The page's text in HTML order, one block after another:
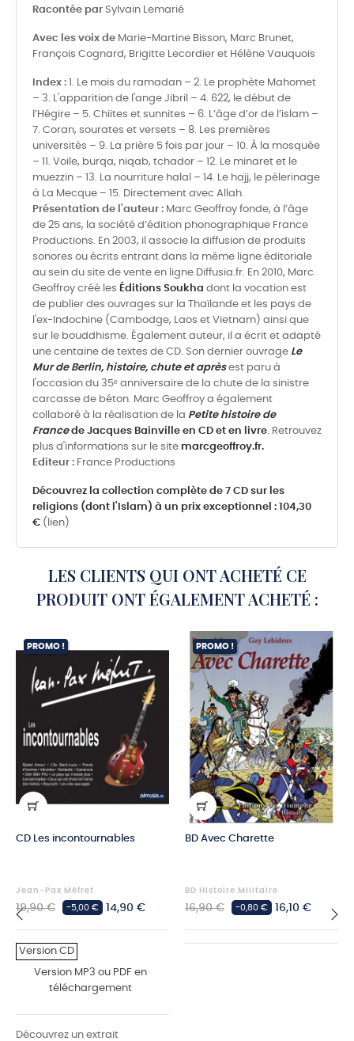
Racontée par Sylvain Lemarié
Avec les voix de Marie-Martine Bisson, Marc Brunet,
François Cognard, Brigitte Lecordier et Hélène Vauquois
Index : 1. Le mois du ramadan – 2. Le prophète Mahomet
– 3. L'apparition de l'ange Jibril – 4. 622, le début de
l’Hégire – 5. Chiites et sunnites – 6. L’âge d’or de l’islam –
7. Coran, sourates et versets – 8. Les premières
universités – 9. La prière 5 fois par jour – 10. À la mosquée
– 11. Voile, burqa, niqab, tchador – 12. Le minaret et le
muezzin – 13. La nourriture halal – 14. Le hajj, le pèlerinage
à La Mecque – 15. Directement avec Allah.
Présentation de l'auteur : Marc Geoffroy fonde, à l’âge
de 25 ans, la société d’édition phonographique France
Productions. En 2003, il associe la diffusion de produits
sonores ou écrits entrant dans la même ligne éditoriale
au sein du site de vente en ligne Diffusia.fr. En 2010, Marc
Geoffroy créé les Éditions Soukha dont la vocation est
de publier des ouvrages sur la Thaïlande et les pays de
l'ex-Indochine (Cambodge, Laos et Vietnam) ainsi que
sur le bouddhisme. Également auteur, il a écrit et adapté
une centaine de textes de CD. Son dernier ouvrage Le
Mur de Berlin, histoire, chute et aprèsest paru à
l'occasion du 35ᵉ anniversaire de la chute de la sinistre
carcasse de béton. Marc Geoffroy a également
collaboré à la réalisation de la Petite histoire de
Francede Jacques Bainville en CD et en livre. Retrouvez
plus d'informations sur le site marcgeoffroy.fr.
Editeur : France Productions
Découvrez la collection complète de 7 CD sur les
religions (dont l'Islam) à un prix exceptionnel : 104,30
€ (lien)
LES CLIENTS QUI ONT ACHETÉ CE
PRODUIT ONT ÉGALEMENT ACHETÉ :
PROMO !
CD Les incontournables
Jean-Pax Méfret
Prix
habituel
19,90 € -5,00 € Prix
14,90 €
Version CD
Version MP3 ou PDF en
téléchargement
Découvrez un extrait
PROMO !
BD Avec Charette
BD Histoire Militaire
Prix
16,90 € -0,80 € Prix
16,10 €
‹ ›